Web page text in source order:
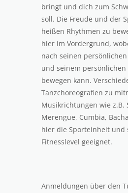
bringt und dich zum
soll. Die Freude und der
heißen Rhythmen zu
hier im Vordergrund,
nach seinen
und seinem
bewegen kann.
Tanzchoreografien zu
Musikrichtungen wie z.B.
Merengue, Cumbia,
hier die Sporteinheit und
Fitnesslevel geeignet.
Anmeldungen über den